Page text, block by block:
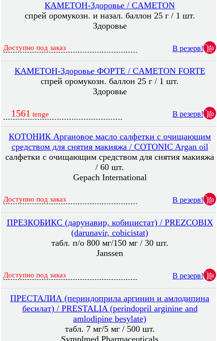
КАМЕТОН-Здоровье / CAMETON
спрей оромукозн. и назал. баллон 25 г / 1 шт.
Здоровье
Доступно под заказ В резерв!
КАМЕТОН-Здоровье ФОРТЕ / CAMETON FORTE
спрей оромукозн. баллон 25 г / 1 шт.
Здоровье
1561 tenge В резерв!
КОТОНИК Аргановое масло салфетки с очищающим
средством для снятия макияжа / COTONIC Argan oil
салфетки с очищающим средством для снятия макияжа
/ 60 шт.
Gepach International
Доступно под заказ В резерв!
ПРЕЗКОБИКС (дарунавир, кобицистат) / PREZCOBIX
(darunavir, cobicistat)
табл. п/о 800 мг/150 мг / 30 шт.
Janssen
Доступно под заказ В резерв!
ПРЕСТАЛИА (периндоприла аргинин и амлодипина
бесилат) / PRESTALIA (perindopril arginine and
amlodipine besylate)
табл. 7 мг/5 мг / 500 шт.
Symplmed Pharmaceuticals